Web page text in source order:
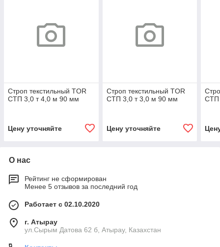
Строп текстильный TOR
СТП 3,0 т 4,0 м 90 мм
Цену уточняйте
Строп текстильный TOR
СТП 3,0 т 3,0 м 90 мм
Цену уточняйте
СТП
О нас
Рейтинг не сформирован
Менее 5 отзывов за последний год
Работает с 02.10.2020
г. Атырау
ул.Сырым Датова 62 б, Атырау, Казахстан